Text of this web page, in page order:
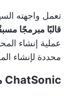
تعمل واجهته
قالبًا مبرمجًا
عملية إنشاء
محددة لإنشاء
ChatSonic من Writesonic أفضل الميزات